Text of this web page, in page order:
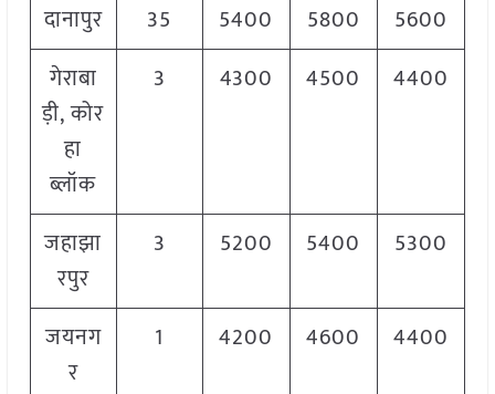
दानापुर 35 5400 5800
5600
गेराबा
ड़ी, कोर
हा
ब्लॉक
3 4300 4500 4400
जहाझा
रपुर
3 5200 5400 5300
जयनग
र
1 4200 4600 4400